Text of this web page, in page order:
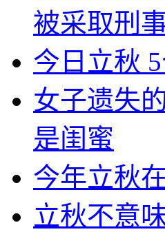
被采取刑
今日立秋
女子遗失
是闺蜜
今年立秋
立秋不意